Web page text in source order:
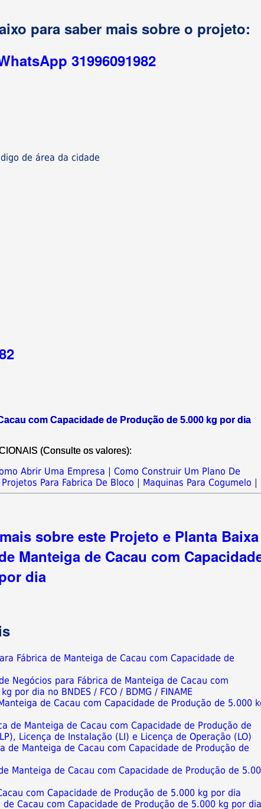
para saber mais sobre o projeto:
31996091982
de área da cidade
com Capacidade de Produção de 5.000 kg por dia
(Consulte os valores):
Abrir Uma Empresa |Como Construir Um Plano De
Projetos Para Fabrica De Bloco Maquinas Para Cogumelo
sobre este Projeto e Planta Baixa
Manteiga de Cacau com
dia
Fábrica de Manteiga de Cacau com Capacidade de
Negócios para Fábrica de Manteiga de Cacau com
por dia no BNDES / FCO / BDMG / FINAME
de Cacau com Capacidade de Produção de 5.000
de Manteiga de Cacau com Capacidade de Produção de
Licença de Instalação (LI) e Licença de Operação (LO)
de Manteiga de Cacau com Capacidade de Produção de
Manteiga de Cacau com Capacidade de Produção de
com Capacidade de Produção de 5.000 kg por dia
Cacau com Capacidade de Produção de 5.000 kg por dia